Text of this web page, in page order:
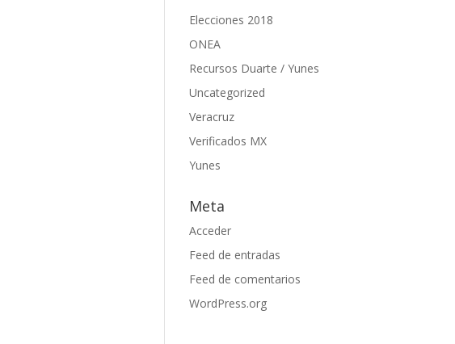
Elecciones 2018
ONEA
Recursos Duarte / Yunes
Uncategorized
Veracruz
Verificados MX
Yunes
Meta
Acceder
Feed de entradas
Feed de comentarios
WordPress.org